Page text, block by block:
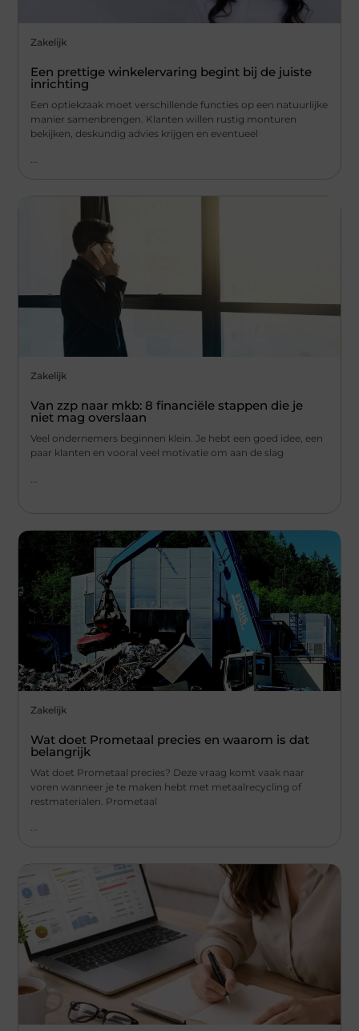
Zakelijk
Een prettige winkelervaring begint bij de juiste
inrichting
Een optiekzaak moet verschillende functies op een natuurlijke
manier samenbrengen. Klanten willen rustig monturen
bekijken, deskundig advies krijgen en eventueel
...
Zakelijk
Van zzp naar mkb: 8 financiële stappen die je
niet mag overslaan
Veel ondernemers beginnen klein. Je hebt een goed idee, een
paar klanten en vooral veel motivatie om aan de slag
Zakelijk
Wat doet Prometaal precies en waarom is dat
belangrijk
Wat doet Prometaal precies? Deze vraag komt vaak naar
voren wanneer je te maken hebt met metaalrecycling of
restmaterialen. Prometaal
...